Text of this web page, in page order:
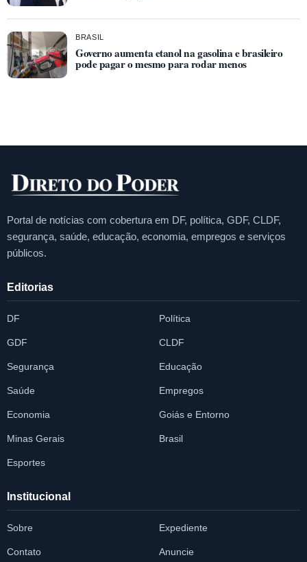
BRASIL
Governo aumenta etanol na gasolina e brasileiro
pode pagar o mesmo para rodar menos
Portal de notícias com cobertura em DF, política, GDF, CLDF,
segurança, saúde, educação, economia, empregos e serviços
públicos.
Editorias
DF Política
GDF CLDF
Segurança Educação
Saúde Empregos
Economia Goiás e Entorno
Minas Gerais Brasil
Esportes
Institucional
Sobre Expediente
Contato Anuncie